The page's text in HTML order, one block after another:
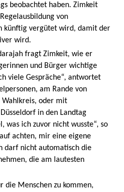
beobachtet haben. Zimkeit
von
künftig vergütet wird, damit der
wird.
fragt Zimkeit, wie er
und Bürger wichtige
viele Gespräche“, antwortet
am Rande von
oder mit
in den Landtag
was ich zuvor nicht wusste“, so
achten, mir eine eigene
darf nicht automatisch die
die am lautesten
die Menschen zu kommen,